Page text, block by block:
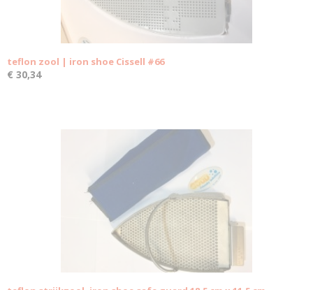
teflon zool | iron shoe Cissell #66
€ 30,34